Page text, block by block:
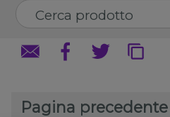
Pagina precedente